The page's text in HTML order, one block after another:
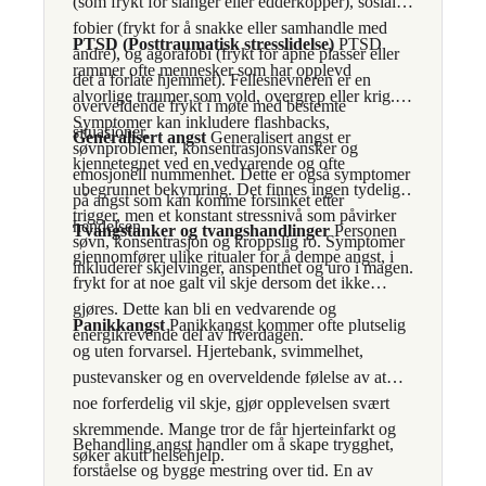
fobier (frykt for å snakke eller samhandle med
andre), og agorafobi (frykt for åpne plasser eller
det å forlate hjemmet). Fellesnevneren er en
overveldende frykt i møte med bestemte
situasjoner.
PTSD (Posttraumatisk stresslidelse) PTSD
rammer ofte mennesker som har opplevd
alvorlige traumer som vold, overgrep eller krig.
Symptomer kan inkludere flashbacks,
søvnproblemer, konsentrasjonsvansker og
emosjonell nummenhet. Dette er også symptomer
på angst som kan komme forsinket etter
hendelsen.
Generalisert angst Generalisert angst er
kjennetegnet ved en vedvarende og ofte
ubegrunnet bekymring. Det finnes ingen tydelig
trigger, men et konstant stressnivå som påvirker
søvn, konsentrasjon og kroppslig ro. Symptomer
inkluderer skjelvinger, anspenthet og uro i magen.
Tvangstanker og tvangshandlingerPersonen
gjennomfører ulike ritualer for å dempe angst, i
frykt for at noe galt vil skje dersom det ikke
gjøres. Dette kan bli en vedvarende og
energikrevende del av hverdagen.
PanikkangstPanikkangst kommer ofte plutselig
og uten forvarsel. Hjertebank, svimmelhet,
pustevansker og en overveldende følelse av at
noe forferdelig vil skje, gjør opplevelsen svært
skremmende. Mange tror de får hjerteinfarkt og
søker akutt helsehjelp.
Behandling angst handler om å skape trygghet,
forståelse og bygge mestring over tid. En av